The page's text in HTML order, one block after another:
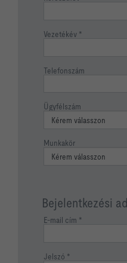
Vezetékév
Telefonszám
Ügyfélszám
Munkakör
Bejelentkezési
E-mail cím
Jelszó